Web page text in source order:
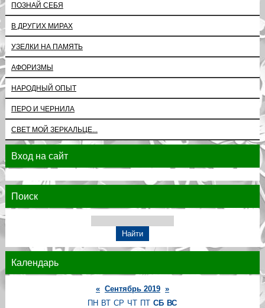
ПОЗНАЙ СЕБЯ
В ДРУГИХ МИРАХ
УЗЕЛКИ НА ПАМЯТЬ
АФОРИЗМЫ
НАРОДНЫЙ ОПЫТ
ПЕРО И ЧЕРНИЛА
СВЕТ МОЙ ЗЕРКАЛЬЦЕ...
Вход на сайт
Поиск
Календарь
« Сентябрь 2019 »
ПН ВТ СР ЧТ ПТ СБ ВС